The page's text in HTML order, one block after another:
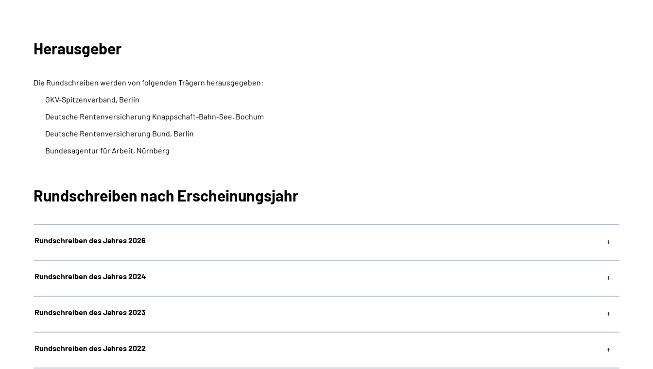
Herausgeber
Die Rundschreiben werden von folgenden Trägern herausgegeben:
GKV-Spitzenverband, Berlin
Deutsche Rentenversicherung Knappschaft-Bahn-See, Bochum
Deutsche Rentenversicherung Bund, Berlin
Bundesagentur für Arbeit, Nürnberg
Rundschreiben nach Erscheinungsjahr
Rundschreiben des Jahres 2026
Rundschreiben des Jahres 2024
Rundschreiben des Jahres 2023
Rundschreiben des Jahres 2022